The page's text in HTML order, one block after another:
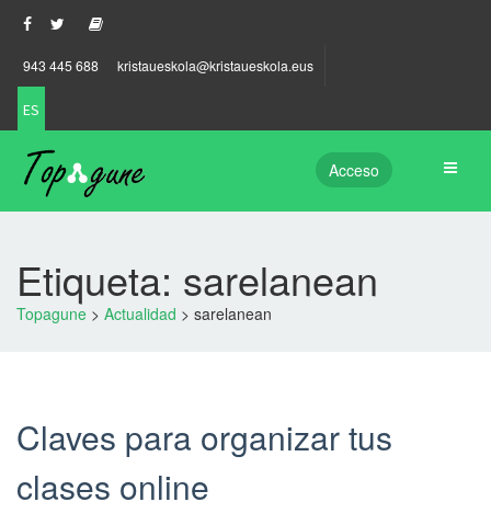
943 445 688 kristaueskola@kristaueskola.eus
ES
Acceso
Etiqueta: sarelanean
Topagune > Actualidad > sarelanean
Claves para organizar tus
clases online